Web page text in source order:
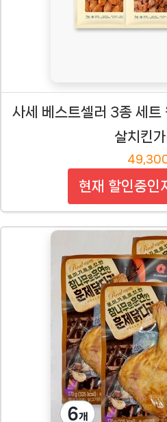
사세 베스트셀러 3종 세트
살치킨가
현재 할인중인